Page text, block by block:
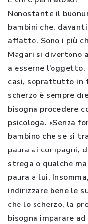
Nonostante il
bambini che,
affatto. Sono i più
Magari si divertono
a esserne
casi, soprattutto in
scherzo è sempre
bisogna procedere
psicologa. «Senza
bambino che se si
paura ai compagni,
strega o qualche
paura a lui.
indirizzare bene le
che lo scherzo, la
bisogna imparare